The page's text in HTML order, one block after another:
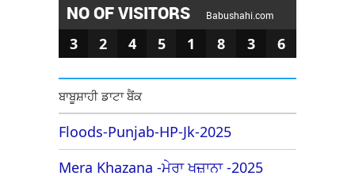
NO OF VISITORS Babushahi.com
3 2 4 5 1 8 3 6
ਬਾਬੂਸ਼ਾਹੀ ਡਾਟਾ ਬੈਂਕ
Floods-Punjab-HP-Jk-2025
Mera Khazana -ਮੇਰਾ ਖਜ਼ਾਨਾ -2025